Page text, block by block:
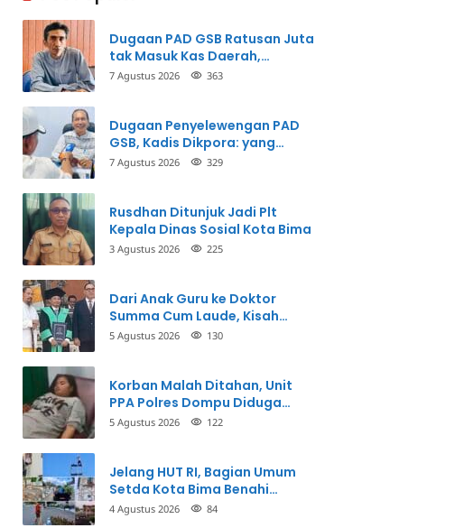
Dugaan PAD GSB Ratusan Juta
tak Masuk Kas Daerah,
Inspektorat Panggil Pihak
7 Agustus 2026 363
Dugaan Penyelewengan PAD
GSB, Kadis Dikpora: yang
Bersangkutan Akui
7 Agustus 2026 329
Rusdhan Ditunjuk Jadi Plt
Kepala Dinas Sosial Kota Bima
3 Agustus 2026 225
Dari Anak Guru ke Doktor
Summa Cum Laude, Kisah
Taman Firdaus Menginspirasi
5 Agustus 2026 130
Korban Malah Ditahan, Unit
PPA Polres Dompu Diduga
Balikkan Fakta Kasus
5 Agustus 2026 122
Jelang HUT RI, Bagian Umum
Setda Kota Bima Benahi
Kantor Pemkot
4 Agustus 2026 84